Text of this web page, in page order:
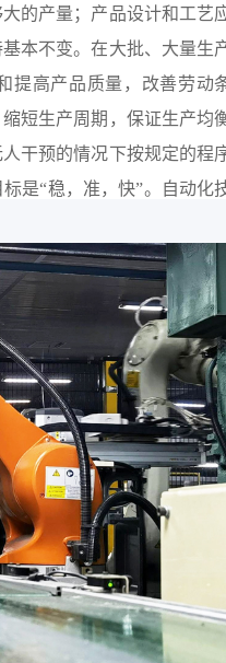
的产量；产品设计和工艺
本不变。在大批、大量生
提高产品质量，改善劳动
短生产周期，保证生产均
干预的情况下按规定的程
是“稳，准，快”。自动化
把人从繁重的体力劳动、部
放出来，而且能扩展人的器
类认识世界和改造世界的能